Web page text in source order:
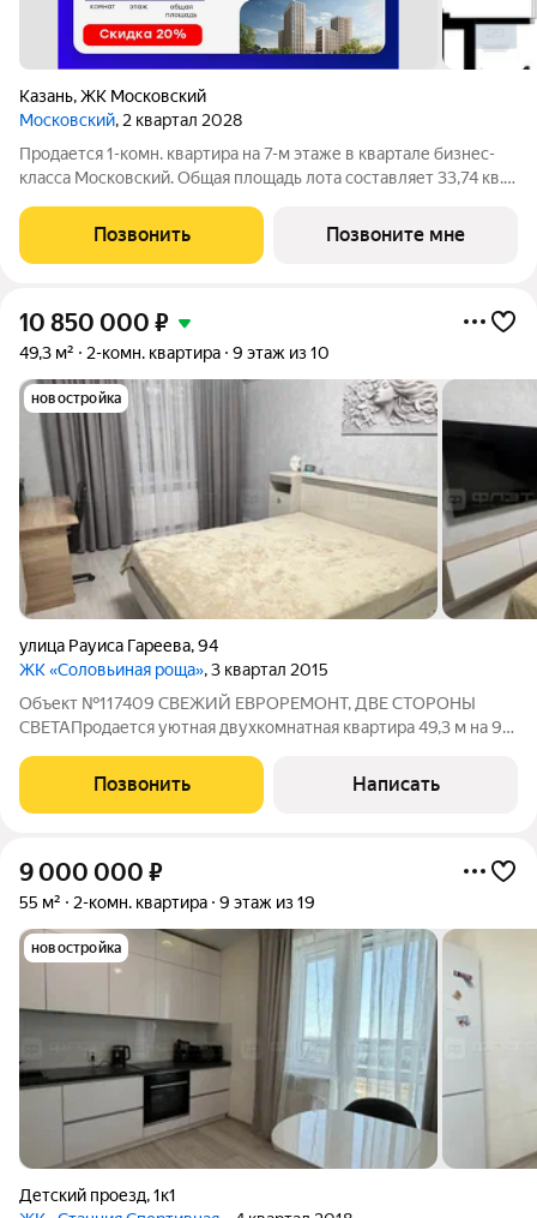
Казань,ЖК Московский
Московский, 2 квартал 2028
Продается 1-комн. квартира на 7-м этаже в квартале бизнес-
класса Московский. Общая площадь лота составляет 33,74 кв.
кухонную зону. Номер квартиры - 53 Московский это
идеальное сочетание
Позвонить Позвоните мне
10 850 000 ₽
49,3 м² 2-комн. квартира 9 этаж из 10
новостройка
улица Рауиса Гареева,94
ЖК «Соловьиная роща», 3 квартал 2015
Объект №117409 СВЕЖИЙ ЕВРОРЕМОНТ, ДВЕ СТОРОНЫ
СВЕТАПродается уютная двухкомнатная квартира 49,3 м на 9
кто хочет въехать в готовое жилье с современным ремонтом
и ничего не менять! ! Почему
Позвонить Написать
9 000 000 ₽
55 м² 2-комн. квартира 9 этаж из 19
новостройка
Детский проезд,1к1